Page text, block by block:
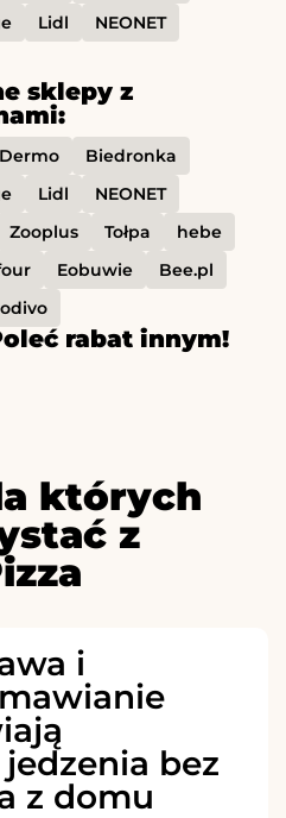
Lidl
NEONET
sklepy z
Biedronka
Lidl
NEONET
Zooplus Tołpa
hebe
Eobuwie
Bee.pl
rabat innym!
których
z
i
bez
z domu